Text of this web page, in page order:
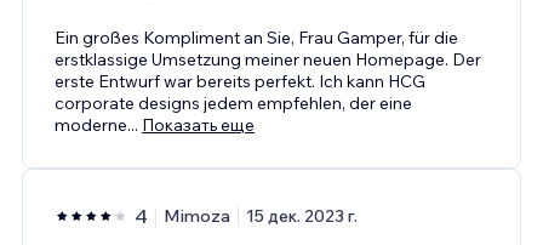
Ein großes Kompliment an Sie, Frau Gamper, für die
erstklassige Umsetzung meiner neuen Homepage. Der
erste Entwurf war bereits perfekt. Ich kann HCG
corporate designs jedem empfehlen, der eine
moderne... Показать еще
4 Mimoza 15 дек. 2023 г.